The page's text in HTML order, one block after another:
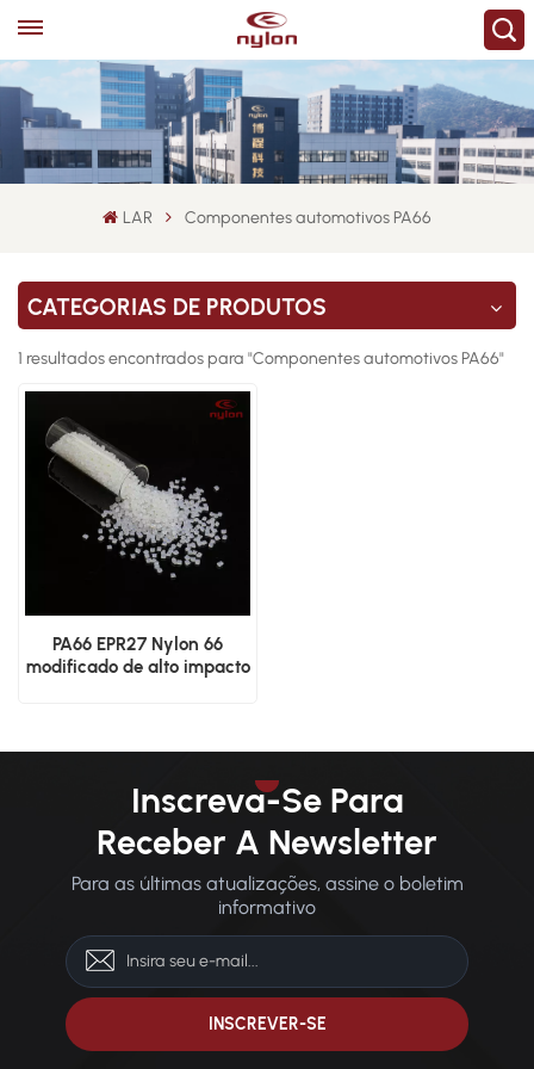
LAR Componentes automotivos PA66
CATEGORIAS DE PRODUTOS
1 resultados encontrados para "Componentes automotivos PA66"
PA66 EPR27 Nylon 66
modificado de alto impacto
Inscreva-Se Para
Receber A Newsletter
Para as últimas atualizações, assine o boletim
informativo